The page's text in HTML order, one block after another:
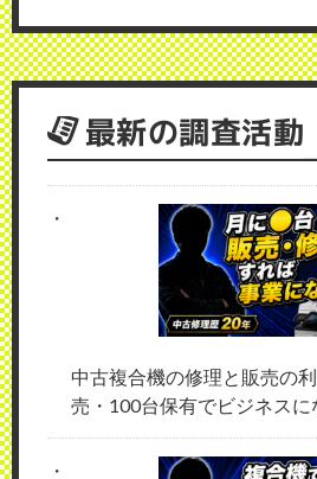
最新の調査活動
中古複合機の修理と販売の
売・100台保有でビジネスに